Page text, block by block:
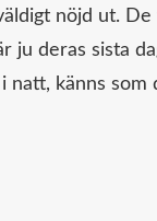
nöjd ut.
ju deras sista
natt, känns